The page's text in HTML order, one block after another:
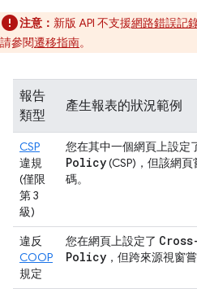
注意： 新版 API 不支援網路錯誤記
請參閱遷移指南。
報告
類型
產生報表的狀況範例
CSP
違規
(僅限
第 3
級)
您在其中一個網頁上設定
Policy(CSP)，但該網
碼。
違反
COOP
規定
您在網頁上設定了
Policy ，但跨來源視窗